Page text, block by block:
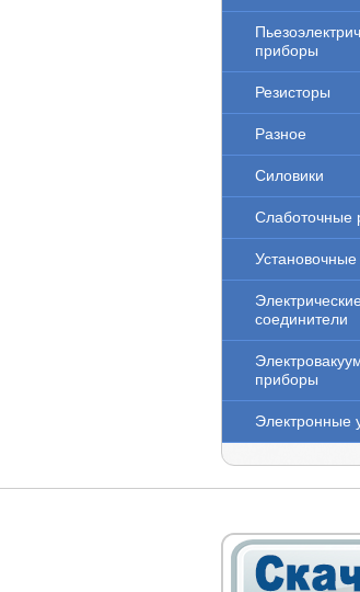
приборы
Резисторы
Разное
Силовики
Слаботочные
Установочные
Электрические
соединители
приборы
Электронные